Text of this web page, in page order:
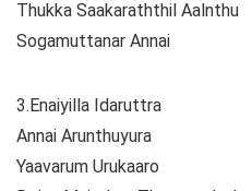
Thukka Saakaraththil Aalnthu
Sogamuttanar Annai
3.Enaiyilla Idaruttra
Annai Arunthuyura
Yaavarum Urukaaro